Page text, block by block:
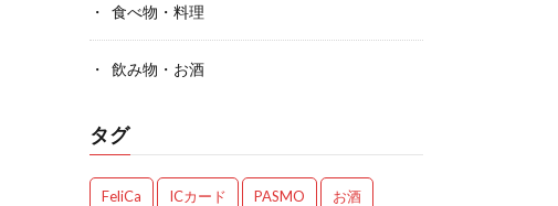
食べ物・料理
飲み物・お酒
タグ
FeliCa ICカード PASMO お酒